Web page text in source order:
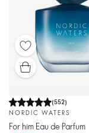
(552)
NORDIC WATERS
For him Eau de Parfum